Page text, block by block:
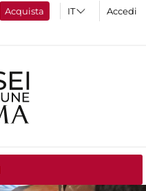
Acquista Accedi